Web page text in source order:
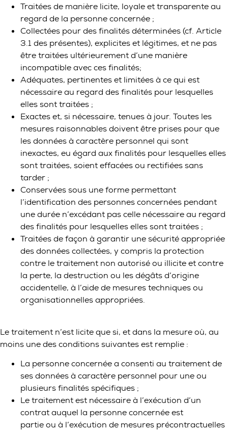
Traitées de manière licite, loyale et transparente au
regard de la personne concernée ;
Collectées pour des finalités déterminées (cf. Article
3.1 des présentes), explicites et légitimes, et ne pas
être traitées ultérieurement d’une manière
incompatible avec ces finalités;
Adéquates, pertinentes et limitées à ce qui est
nécessaire au regard des finalités pour lesquelles
elles sont traitées ;
Exactes et, si nécessaire, tenues à jour. Toutes les
mesures raisonnables doivent être prises pour que
les données à caractère personnel qui sont
inexactes, eu égard aux finalités pour lesquelles elles
sont traitées, soient effacées ou rectifiées sans
tarder ;
Conservées sous une forme permettant
l’identification des personnes concernées pendant
une durée n’excédant pas celle nécessaire au regard
des finalités pour lesquelles elles sont traitées ;
Traitées de façon à garantir une sécurité appropriée
des données collectées, y compris la protection
contre le traitement non autorisé ou illicite et contre
la perte, la destruction ou les dégâts d’origine
accidentelle, à l’aide de mesures techniques ou
organisationnelles appropriées.
Le traitement n’est licite que si, et dans la mesure où, au
moins une des conditions suivantes est remplie :
La personne concernée a consenti au traitement de
ses données à caractère personnel pour une ou
plusieurs finalités spécifiques ;
Le traitement est nécessaire à l’exécution d’un
contrat auquel la personne concernée est
partie ou à l’exécution de mesures précontractuelles